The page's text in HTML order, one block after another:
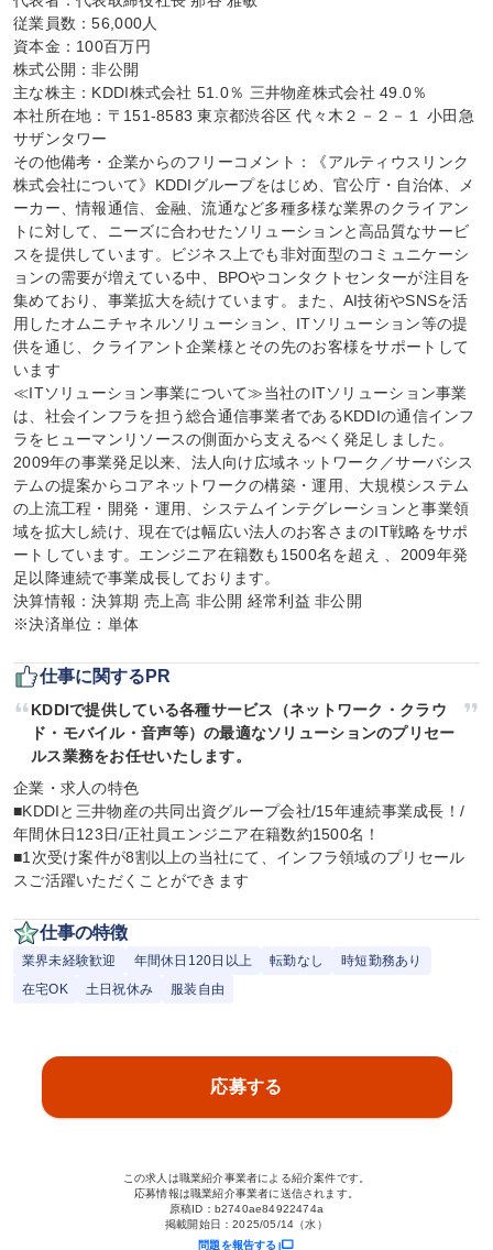
従業員数：56,000人
資本金：100百万円
株式公開：非公開
主な株主：KDDI株式会社 51.0％ 三井物産株式会社 49.0％
本社所在地：〒151-8583 東京都渋谷区 代々木２－２－１ 小田急
サザンタワー
その他備考・企業からのフリーコメント：《アルティウスリンク
株式会社について》KDDIグループをはじめ、官公庁・自治体、メ
ーカー、情報通信、金融、流通など多種多様な業界のクライアン
トに対して、ニーズに合わせたソリューションと高品質なサービ
スを提供しています。ビジネス上でも非対面型のコミュニケーシ
ョンの需要が増えている中、BPOやコンタクトセンターが注目を
集めており、事業拡大を続けています。また、AI技術やSNSを活
用したオムニチャネルソリューション、ITソリューション等の提
供を通じ、クライアント企業様とその先のお客様をサポートして
います
≪ITソリューション事業について≫当社のITソリューション事業
は、社会インフラを担う総合通信事業者であるKDDIの通信インフ
ラをヒューマンリソースの側面から支えるべく発足しました。
2009年の事業発足以来、法人向け広域ネットワーク／サーバシス
テムの提案からコアネットワークの構築・運用、大規模システム
の上流工程・開発・運用、システムインテグレーションと事業領
域を拡大し続け、現在では幅広い法人のお客さまのIT戦略をサポ
ートしています。エンジニア在籍数も1500名を超え 、2009年発
足以降連続で事業成長しております。
決算情報：決算期 売上高 非公開 経常利益 非公開
※決済単位：単体
仕事に関するPR
KDDIで提供している各種サービス（ネットワーク・クラウ
ド・モバイル・音声等）の最適なソリューションのプリセー
ルス業務をお任せいたします。
企業・求人の特色
■KDDIと三井物産の共同出資グループ会社/15年連続事業成長！/
年間休日123日/正社員エンジニア在籍数約1500名！
■1次受け案件が8割以上の当社にて、インフラ領域のプリセール
スご活躍いただくことができます
仕事の特徴
業界未経験歓迎 年間休日120日以上 転勤なし
時短勤務あり
在宅OK
土日祝休み 服装自由
応募する
この求人は職業紹介事業者による紹介案件です。
応募情報は職業紹介事業者に送信されます。
原稿ID： b2740ae84922474a
掲載開始日：2025/05/14（水）
問題を報告する